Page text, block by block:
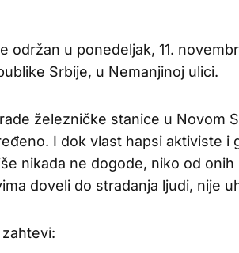
održan u ponedeljak, 11.
Srbije, u Nemanjinoj ulici.
železničke stanice u Novom
I dok vlast hapsi aktiviste i
nikada ne dogode, niko od onih
doveli do stradanja ljudi, nije